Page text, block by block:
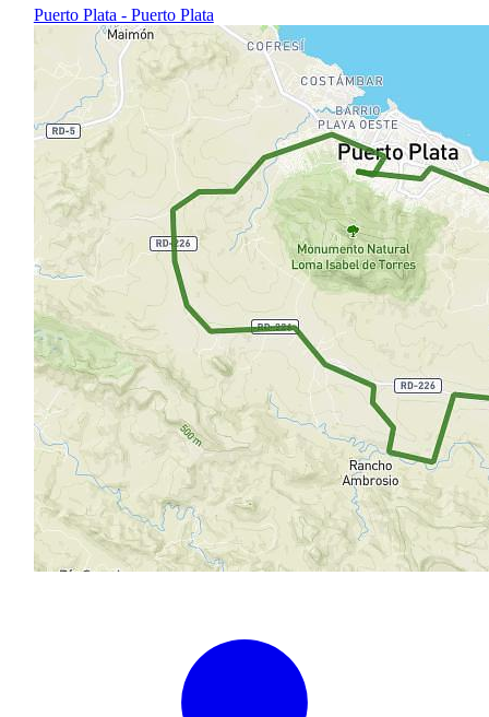
Puerto Plata - Puerto Plata